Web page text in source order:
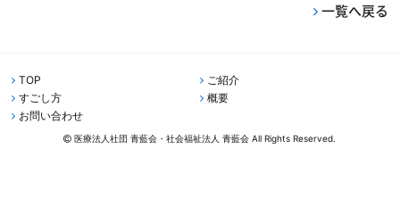
一覧へ戻る
TOP
ご紹介
すごし方
概要
お問い合わせ
医療法人社団 青藍会・社会福祉法人 青藍会 All Rights Reserved.